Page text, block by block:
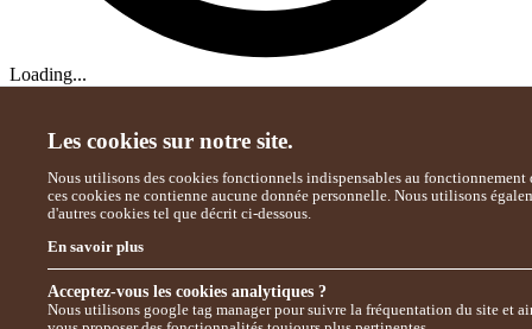
Les cookies sur notre site.
Nous utilisons des cookies fonctionnels indispensables au fonctionnement
ces cookies ne contienne aucune donnée personnelle. Nous utilisons
d'autres cookies tel que décrit ci-dessous.
En savoir plus
Acceptez-vous les cookies analytiques ?
Nous utilisons google tag manager pour suivre la fréquentation du site et
Loading...